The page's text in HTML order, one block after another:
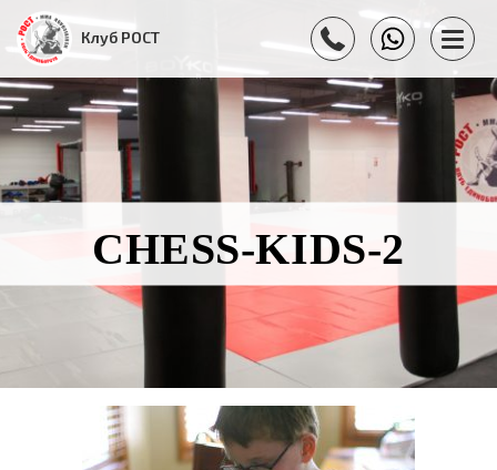
Клуб РОСТ
CHESS-KIDS-2